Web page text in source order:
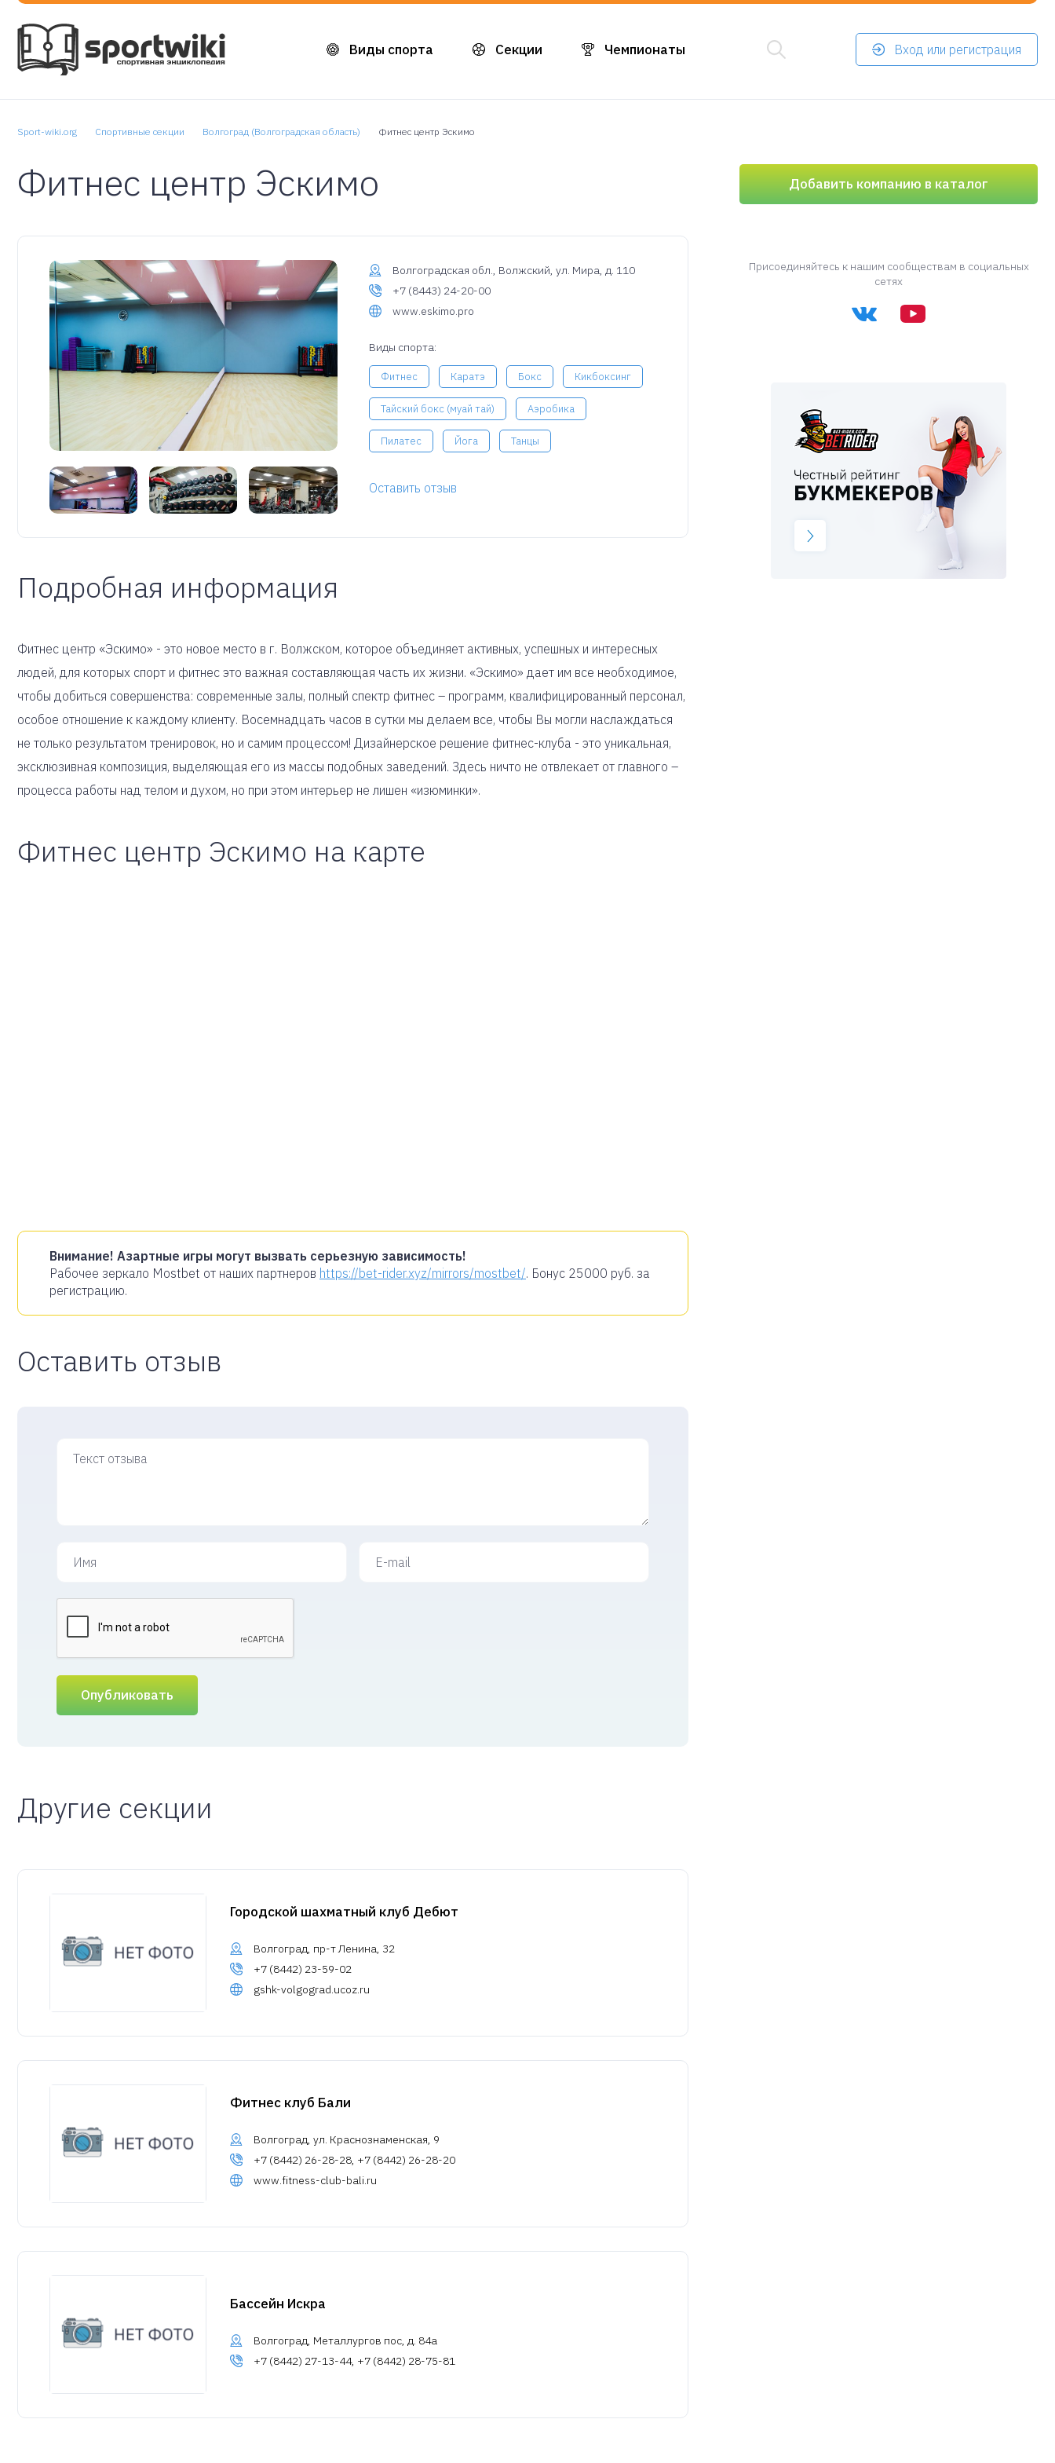
Виды спорта Секции Чемпионаты Вход или регистрация
Sport-wiki.org Спортивные секции Волгоград (Волгоградская область) Фитнес центр Эскимо
Фитнес центр Эскимо
Волгоградская обл., Волжский, ул. Мира, д. 110
+7 (8443) 24-20-00
www.eskimo.pro
Виды спорта:
Фитнес Каратэ Бокс Кикбоксинг
Тайский бокс (муай тай) Аэробика
Пилатес Йога Танцы
Оставить отзыв
Подробная информация
Фитнес центр «Эскимо» - это новое место в г. Волжском, которое объединяет активных, успешных и интересных
людей, для которых спорт и фитнес это важная составляющая часть их жизни. «Эскимо» дает им все необходимое,
чтобы добиться совершенства: современные залы, полный спектр фитнес – программ, квалифицированный персонал,
особое отношение к каждому клиенту. Восемнадцать часов в сутки мы делаем все, чтобы Вы могли наслаждаться
не только результатом тренировок, но и самим процессом! Дизайнерское решение фитнес-клуба - это уникальная,
эксклюзивная композиция, выделяющая его из массы подобных заведений. Здесь ничто не отвлекает от главного –
процесса работы над телом и духом, но при этом интерьер не лишен «изюминки».
Фитнес центр Эскимо на карте
Внимание! Азартные игры могут вызвать серьезную зависимость!
Рабочее зеркало Mostbet от наших партнеров https://bet-rider.xyz/mirrors/mostbet/. Бонус 25000 руб. за
регистрацию.
Оставить отзыв
Опубликовать
Другие секции
Городской шахматный клуб Дебют
Волгоград, пр-т Ленина, 32
+7 (8442) 23-59-02
gshk-volgograd.ucoz.ru
Фитнес клуб Бали
Волгоград, ул. Краснознаменская, 9
+7 (8442) 26-28-28, +7 (8442) 26-28-20
www.fitness-club-bali.ru
Бассейн Искра
Волгоград, Металлургов пос, д. 84а
+7 (8442) 27-13-44, +7 (8442) 28-75-81
Добавить компанию в каталог
Присоединяйтесь к нашим сообществам в социальных
сетях